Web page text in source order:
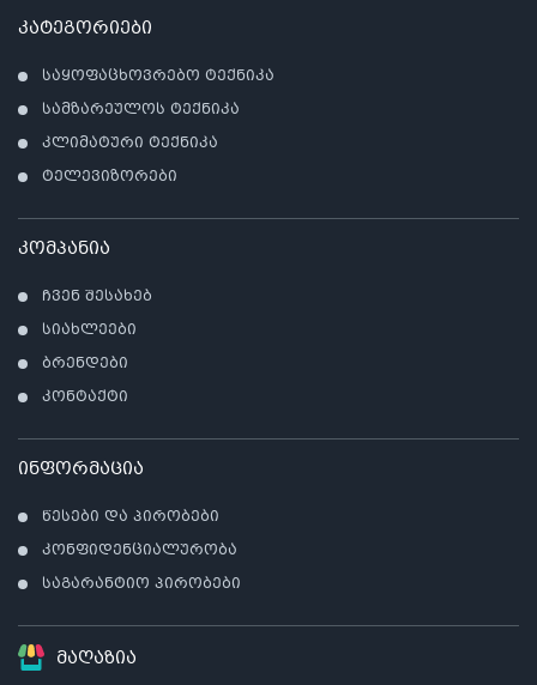
კატეგორიები
საყოფაცხოვრებო ტექნიკა
სამზარეულოს ტექნიკა
კლიმატური ტექნიკა
ტელევიზორები
კომპანია
ჩვენ შესახებ
სიახლეები
ბრენდები
კონტაქტი
ინფორმაცია
წესები და პირობები
კონფიდენციალურობა
საგარანტიო პირობები
მაღაზია